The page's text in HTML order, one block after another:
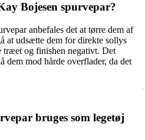
Bojesen spurvepar?
anbefales det at tørre dem af
at udsætte dem for direkte sollys
træet og finishen negativt. Det
dem mod hårde overflader, da det
bruges som legetøj